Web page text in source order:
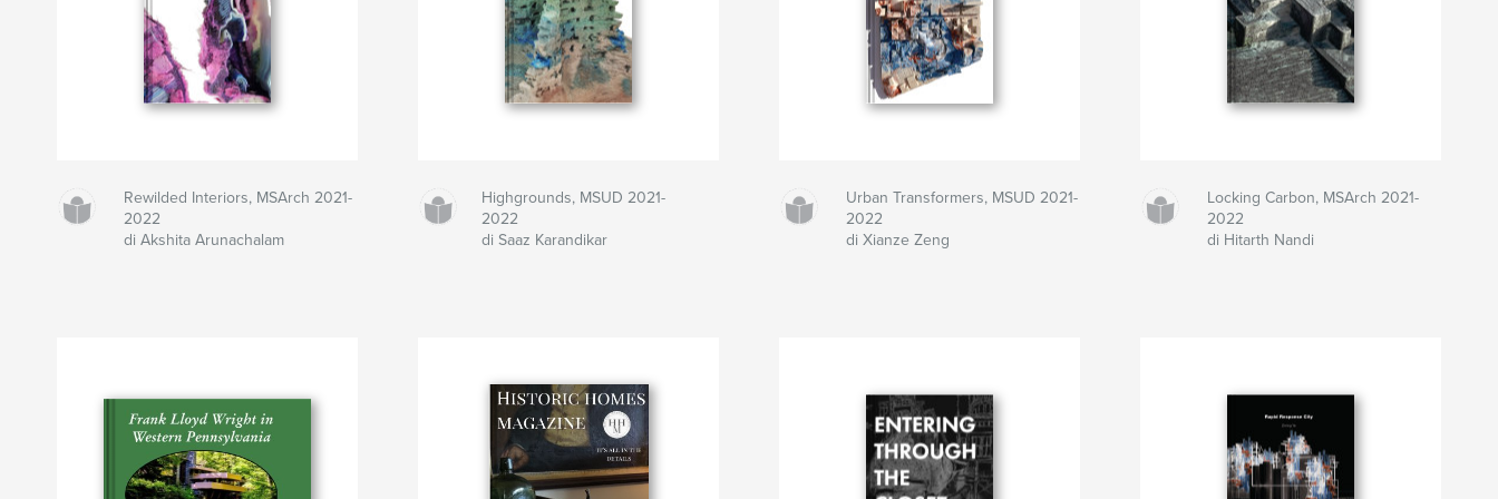
Rewilded Interiors, MSArch 2021-
2022
di Akshita Arunachalam
Highgrounds, MSUD 2021-
2022
di Saaz Karandikar
Urban Transformers, MSUD 2021-
2022
di Xianze Zeng
Locking Carbon, MSArch 2021-
2022
di Hitarth Nandi